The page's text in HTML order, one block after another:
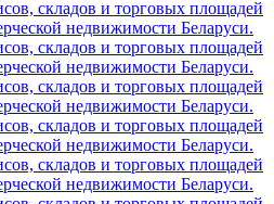
складов и торговых площадей
недвижимости Беларуси.
складов и торговых площадей
недвижимости Беларуси.
складов и торговых площадей
недвижимости Беларуси.
складов и торговых площадей
недвижимости Беларуси.
складов и торговых площадей
недвижимости Беларуси.